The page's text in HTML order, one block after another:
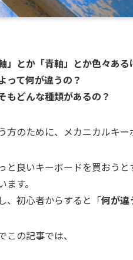
軸」とか「青軸」とか色々あ
って何が違うの？
もどんな種類があるの？
方のために、メカニカルキ
と良いキーボードを買おうと
ます。
、初心者からすると「何が違
この記事では、